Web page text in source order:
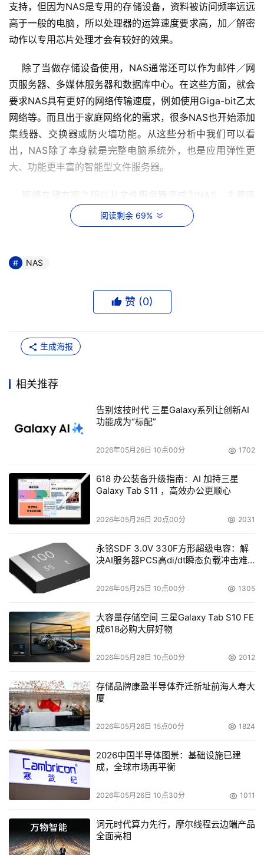
支持，但因为NAS是专用的存储设备，资料被访问频率远远
高于一般的电脑，所以处理器的运算速度要求高，加／解密
动作以专用芯片处理才会有较好的效果。
除了当做存储设备使用，NAS通常还可以作为邮件／网
页服务器、多媒体服务器和数据库中心。在这些方面，就会
要求NAS具有更好的网络传输速度，例如使用Giga-bit乙太
网络等。而且出于家庭网络化的需求，很多NAS也开始添加
集线器、交换器或防火墙功能。从这些分析中我们可以看
出，NAS除了本身就是完整电脑系统外，也是应用弹性更
大、功能更丰富的智能型文件服务器。
网络存储方案之所以从文件服务器变成为NAS，主要原
因有两个，一是出于对成本的考虑，二是操作和设置的方便
性。从常规上来说，文件服务器是以一台独立的而且是完整
功能做最佳化处理，而且成本相对的比较高；NAS则是目标
于存储设备的需求，而且可以通过简单的手续进行安装。
掉了不必要的PCI、AGP扩充插座，甚至把内存也全部内建
在主机板上。一般来说，NAS主机板可以区分为CPU及芯
提高系统的可靠性，另外还添加了以Flash快闪内存创建的
存储单元，来存储并确保NAS基本操作系统独立不被破坏。
如上所述，因为NAS对访问、加／解密的高性能要求，
所以比较高级的NAS会提供RAID功能，并以加／解密协同
一般的NAS都是使用IDE硬盘；部分厂商甚至选择自行开发
集成度较高的专用芯片，把部分的软件功能集成到芯片硬件
电路中，来节省快闪内存的成本。
系统软件兵家必争
着眼于NAS在网络架构中的市场潜力，包括微软在内的
众多厂商，都全力布局NAS操作系统这块大饼。虽然NAS已
泛，使得操作、设置仍然存在着无法避免的困难度。为了减
少这些不利于使用者因素，过去厂商大多数是采用Linux系
统做为核心，自行更改、配置或开发专用软件。不过，这种
以将操作方式简化，但同时也让系统或产品版本发生分歧，
导致许多维护与兼容性的问题。而且除了家庭市场外，一般
网络上多半有好几种不同的服务器存在，各家都采用自行开
微软在推出Xbox之后，对家庭网络的企图心早已经是暴
露无疑的了。因此，微软也开发出了可以供NAS使用的
Windows XP Embedded版本。按照微软的说法，
应用在包括NAS、零售点管理系统、精简型电脑、游戏系
统、自助式信息便利站、工业化自动系统、居家入口以及视
阅读剩余 69%
NAS
赞 (0)
生成海报
相关推荐
告别炫技时代 三星Galaxy系列让创新AI
功能成为“标配”
2026年05月26日 10点00分 1702
618 办公装备升级指南：AI 加持三星
Galaxy Tab S11 ，高效办公更顺心
2026年05月26日 20点00分 2031
永铭SDF 3.0V 330F方形超级电容：解
决AI服务器PCS高di/dt瞬态负载冲击难
2026年05月25日 10点00分 1305
大容量存储空间 三星Galaxy Tab S10 FE
成618必购大屏好物
2026年05月28日 10点00分 2012
存储品牌康盈半导体乔迁新址前海人寿大
厦
2026年05月26日 15点00分 1824
2026中国半导体图景：基础设施已建
成，全球市场再平衡
2026年05月26日 10点30分 1011
词元时代算力先行，摩尔线程云边端产品
全面亮相